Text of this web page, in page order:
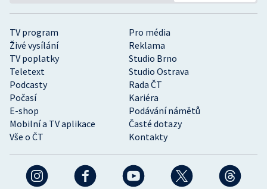
TV program
Pro média
Živé vysílání
Reklama
TV poplatky
Studio Brno
Teletext
Studio Ostrava
Podcasty
Rada ČT
Počasí
Kariéra
E-shop
Podávání námětů
Mobilní a TV aplikace
Časté dotazy
Vše o ČT
Kontakty